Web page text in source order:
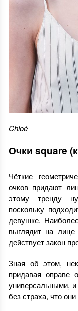
Chloé
Очки square
Чёткие
очков придают
этому тренду
поскольку
девушке.
выглядит на
действует закон
Зная об этом,
придавая оправе
универсальными,
без страха, что